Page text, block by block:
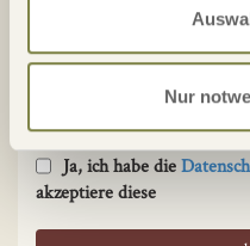
Nur
Eintragung in den
Ja, ich habe die
akzeptiere diese